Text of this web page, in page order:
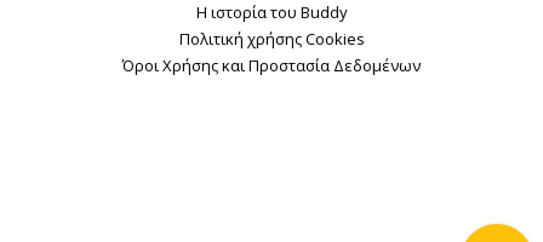
Η ιστορία του Buddy
Πολιτική χρήσης Cookies
Όροι Χρήσης και Προστασία Δεδομένων